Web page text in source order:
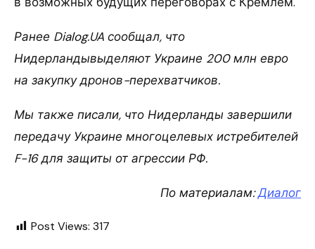
Ранее Dialog.UA сообщал, что
Нидерландывыделяют Украине 200 млн евро
на закупку дронов-перехватчиков.
Мы также писали, что Нидерланды завершили
передачу Украине многоцелевых истребителей
F-16 для защиты от агрессии РФ.
По материалам:Диалог
Post Views: 317